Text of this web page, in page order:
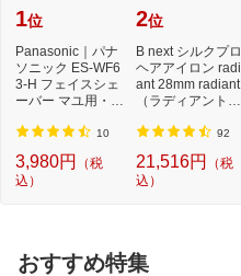
1位
Panasonic｜パナ
ソニック ES-WF6
3-H フェイスシェ
ーバー マユ用・ウ
フ...
10
3,980円
（税
込）
2位
B next シルクプロ
ヘアアイロン radi
ant 28mm radiant
（ラディアント）
92
21,516円
（税
込）
おすすめ特集